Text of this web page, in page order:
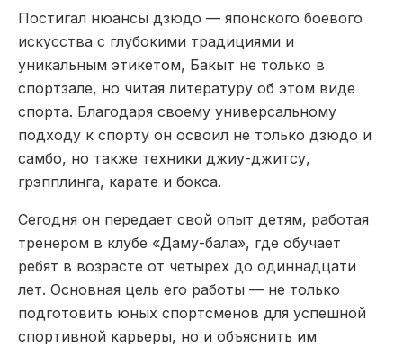
Постигал нюансы дзюдо — японского боевого
искусства с глубокими традициями и
уникальным этикетом, Бакыт не только в
спортзале, но читая литературу об этом виде
спорта. Благодаря своему универсальному
подходу к спорту он освоил не только дзюдо и
самбо, но также техники джиу-джитсу,
грэпплинга, карате и бокса.
Сегодня он передает свой опыт детям, работая
тренером в клубе «Даму-бала», где обучает
ребят в возрасте от четырех до одиннадцати
лет. Основная цель его работы — не только
подготовить юных спортсменов для успешной
спортивной карьеры, но и объяснить им